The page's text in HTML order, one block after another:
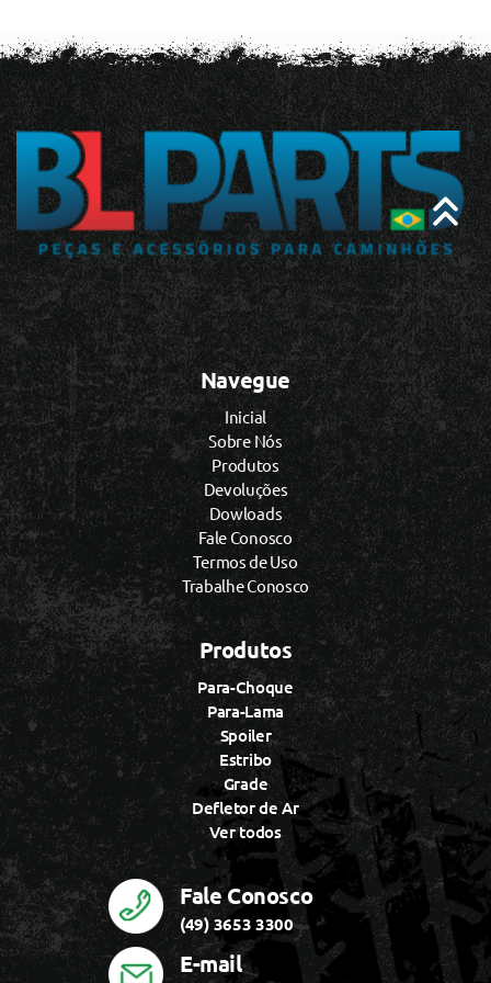
Navegue
Inicial
Sobre Nós
Produtos
Devoluções
Dowloads
Fale Conosco
Termos de Uso
Trabalhe Conosco
Produtos
Para-Choque
Para-Lama
Spoiler
Estribo
Grade
Defletor de Ar
Ver todos
Fale Conosco
(49) 3653 3300
E-mail